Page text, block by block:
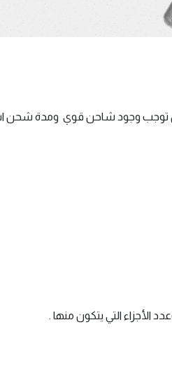
توجب وجود شاحن قوي ومدة